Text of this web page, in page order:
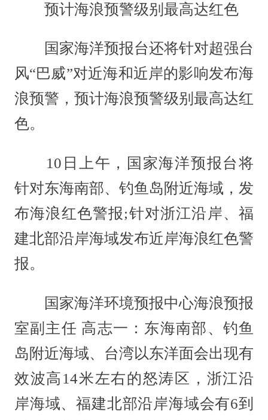
预计海浪预警级别最高达红色
国家海洋预报台还将针对超强台
风“巴威”对近海和近岸的影响发布海
浪预警，预计海浪预警级别最高达红
色。
10日上午，国家海洋预报台将
针对东海南部、钓鱼岛附近海域，发
布海浪红色警报;针对浙江沿岸、福
建北部沿岸海域发布近岸海浪红色警
报。
国家海洋环境预报中心海浪预报
室副主任 高志一：东海南部、钓鱼
岛附近海域、台湾以东洋面会出现有
效波高14米左右的怒涛区，浙江沿
岸海域、福建北部沿岸海域会有6到